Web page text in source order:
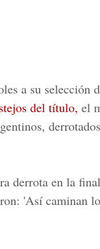
a su selección
del título, el
derrota en la
'Así caminan